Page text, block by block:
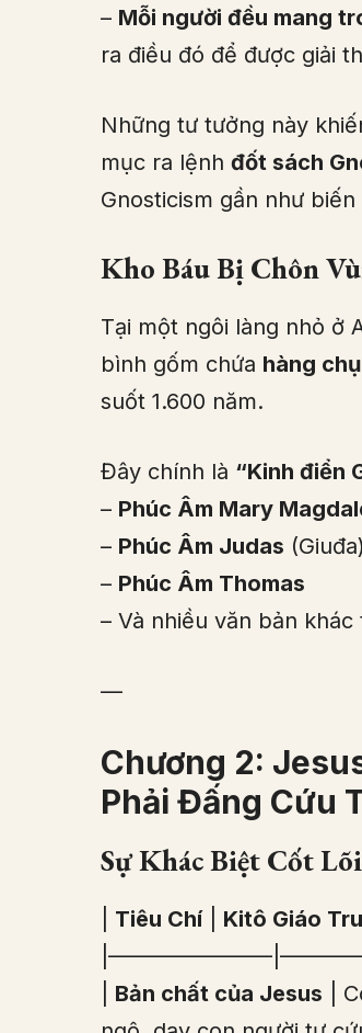
– Mỗi người đều mang
ra điều đó để được giải
Những tư tưởng này
mục ra lệnh đốt sách
Gnosticism gần như
Kho Báu Bị Chôn
Tại một ngôi làng nhỏ ở
bình gốm chứa hàng
suốt 1.600 năm.
Đây chính là “Kinh điển
– Phúc Âm Mary
– Phúc Âm Judas (Giuđa)
– Phúc Âm Thomas
– Và nhiều văn bản
—
Chương 2:
Phải Đấng Cứu
Sự Khác Biệt Cốt
Tiêu Chí| Kitô Giáo
Bản chất của Jesus |